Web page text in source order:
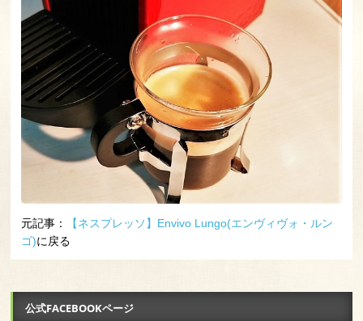
元記事：
【ネスプレッソ】Envivo Lungo(エンヴィヴォ・ルン
ゴ)に戻る
公式FACEBOOKページ